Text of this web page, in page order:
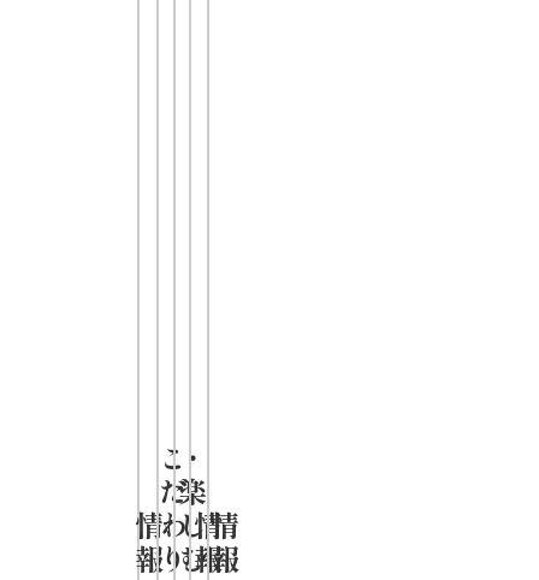
情
報
こ
だ
わ
り
・
楽
し
む
情
報
情
報